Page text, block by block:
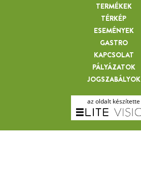
TERMÉKEK
TÉRKÉP
ESEMÉNYEK
GASTRO
KAPCSOLAT
PÁLYÁZATOK
JOGSZABÁLYOK
az oldalt készítette